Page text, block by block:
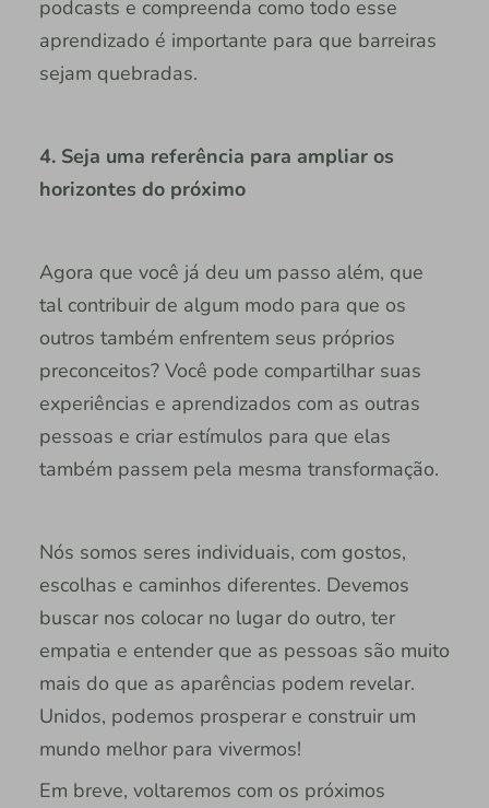
podcasts e compreenda como todo esse
aprendizado é importante para que barreiras
sejam quebradas.
4. Seja uma referência para ampliar os
horizontes do próximo
Agora que você já deu um passo além, que
tal contribuir de algum modo para que os
outros também enfrentem seus próprios
preconceitos? Você pode compartilhar suas
experiências e aprendizados com as outras
pessoas e criar estímulos para que elas
também passem pela mesma transformação.
Nós somos seres individuais, com gostos,
escolhas e caminhos diferentes. Devemos
buscar nos colocar no lugar do outro, ter
empatia e entender que as pessoas são muito
mais do que as aparências podem revelar.
Unidos, podemos prosperar e construir um
mundo melhor para vivermos!
Em breve, voltaremos com os próximos